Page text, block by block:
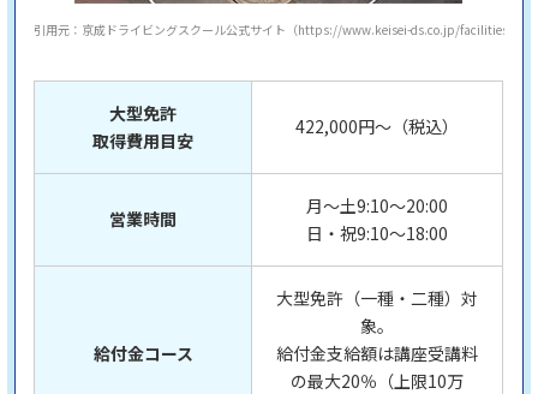
引用元：京成ドライビングスクール公式サイト（https://www.keisei-ds.co.jp/facilities/）
大型免許
取得費用目安
422,000円～（税込）
営業時間
月～土9:10〜20:00
日・祝9:10〜18:00
給付金コース
大型免許（一種・二種）対
象。
給付金支給額は講座受講料
の最大20％（上限10万